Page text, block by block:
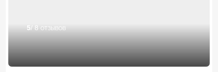
5/ 8 отзывов